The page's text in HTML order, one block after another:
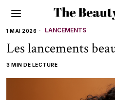
1 MAI 2026 LANCEMENTS
Les lancements
3 MIN DE LECTURE